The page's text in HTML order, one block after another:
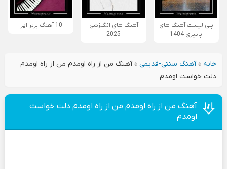
پلی لیست آهنگ های
پاییزی 1404
آهنگ های انگیزشی
2025
10 آهنگ برتر اپرا
خانه»آهنگ سنتی-قدیمی»آهنگ من از راه اومدم من از راه اومدم
دلت خواست اومدم
آهنگ من از راه اومدم من از راه اومدم دلت خواست
اومدم